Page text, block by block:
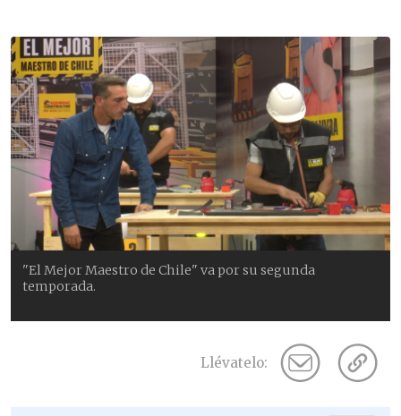
"El Mejor Maestro de Chile" va por su segunda
temporada.
Llévatelo: